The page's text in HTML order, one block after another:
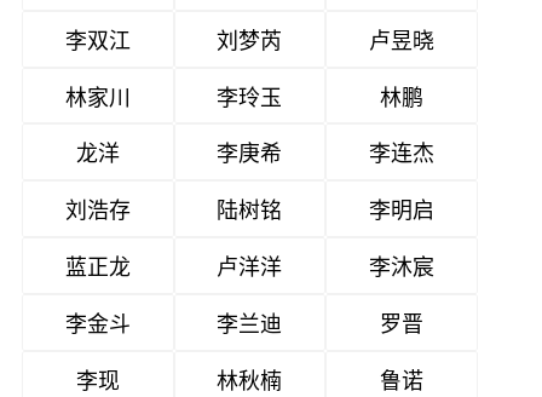
李双江
刘梦芮
卢昱晓
林家川
李玲玉
林鹏
龙洋
李庚希
李连杰
刘浩存
陆树铭
李明启
蓝正龙
卢洋洋
李沐宸
李金斗
李兰迪
罗晋
李现
林秋楠
鲁诺